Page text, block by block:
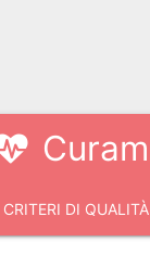
CRITERI DI QUALITÀ